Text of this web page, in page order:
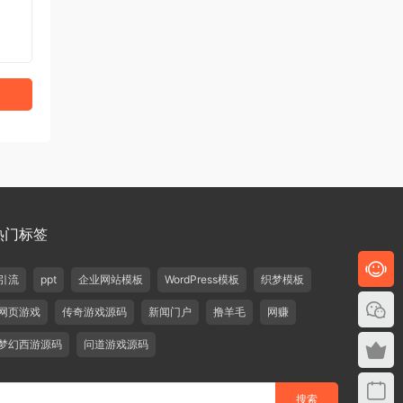
门标签
流 ppt 企业网站模板 WordPress模板 织梦模板
页游戏 传奇游戏源码 新闻门户 撸羊毛 网赚
幻西游源码 问道游戏源码